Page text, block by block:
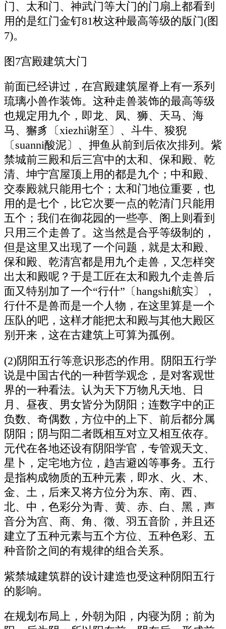
门、太和门、神武门等大门的门扇上都看到
用的是红门金钉81枚这种最高等级的版门(图
7)。
图7宫殿建筑大门
前面已经讲过，在宫殿建筑屋脊上有一系列
琉璃小兽作装饰。这种走兽装饰的最高等级
也规定用九个，即龙、凤、狮、天马、海
马、獬豸〔xiezhi谢至〕、斗牛、狻猊
〔suanni酸泥〕、押鱼从前到后依次排列。紫
禁城前三殿和后三宫中的太和、保和殿、乾
清、坤宁宫屋顶上用的都是九个；中和殿、
交泰殿就只能用七个；太和门地位重要，也
用的是七个，比它次要一点的乾清门只能用
五个；我们在御花园的一些亭、阁上则看到
只用三个走兽了。这当然是合乎等级制的，
但是这里又出现了一个问题，就是太和殿、
保和殿、乾清宫都是用九个走兽，又怎样突
出太和殿呢？于是工匠在太和殿九个走兽后
面又特别加了一个“行什”〔hangshi航实〕，
行什不是兽而是一个人物，在这里算是一个
压队的吧，这样才能把太和殿与其他大殿区
别开来，这在古建筑上可算为孤例。
(2)阴阳五行等意识形态的作用。阴阳五行学
说是中国古代的一种哲学观念，是对客观世
界的一种看法。认为天下万物凡天地、日
月、昼夜、男女皆分为阴阳；连数字中的正
负数、奇偶数，方位中的上下、前后都分属
阴阳；阴与阳二者既相互对立又相互依存。
元代在各地还设有阴阳学官，专管观天文、
星卜，定宅地方位，趋吉避凶等事务。五行
是指构成物质的五种元素，即水、火、木、
金、土，后来又将方位分为东、南、西、
北、中，色彩分为青、黄、赤、白、黑，声
音分为宫、商、角、徵、羽五音阶，并且还
建立了五种元素与五个方位、五种色彩、五
种音阶之间的有规律的组合关系。
紫禁城建筑群的设计建造也受这种阴阳五行
的影响。
在规划布局上，外朝为阳，内寝为阴；前为